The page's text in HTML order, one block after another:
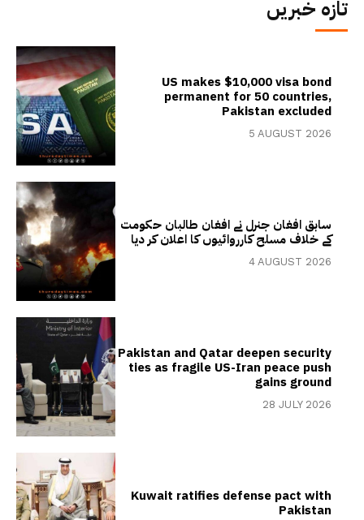
تازہ خبریں
US makes $10,000 visa bond
permanent for 50 countries,
Pakistan excluded
5 AUGUST 2026
سابق افغان جنرل نے افغان طالبان حکومت
کے خلاف مسلح کارروائیوں کا اعلان کر دیا
4 AUGUST 2026
Pakistan and Qatar deepen security
ties as fragile US-Iran peace push
gains ground
28 JULY 2026
Kuwait ratifies defense pact with
Pakistan